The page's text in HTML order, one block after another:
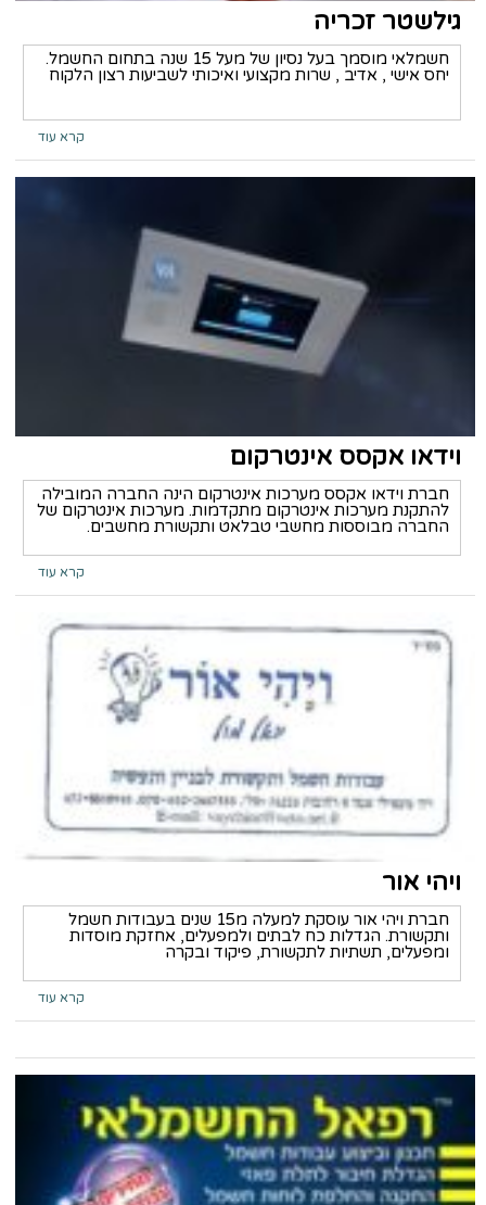
גילשטר זכריה
חשמלאי מוסמך בעל נסיון של מעל 15 שנה בתחום החשמל.
יחס אישי , אדיב , שרות מקצועי ואיכותי לשביעות רצון הלקוח
קרא עוד
וידאו אקסס אינטרקום
חברת וידאו אקסס מערכות אינטרקום הינה החברה המובילה
להתקנת מערכות אינטרקום מתקדמות. מערכות אינטרקום של
החברה מבוססות מחשבי טבלאט ותקשורת מחשבים.
קרא עוד
ויהי אור
חברת ויהי אור עוסקת למעלה מ15 שנים בעבודות חשמל
ותקשורת. הגדלות כח לבתים ולמפעלים, אחזקת מוסדות
ומפעלים, תשתיות לתקשורת, פיקוד ובקרה
קרא עוד